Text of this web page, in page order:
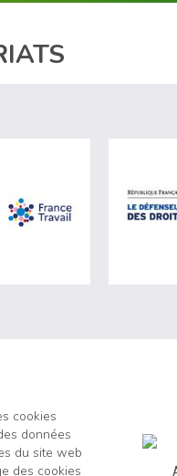
Fiphfp (nouvelle fenêtre)
visiter les site
cookies
données
du site web
des cookies